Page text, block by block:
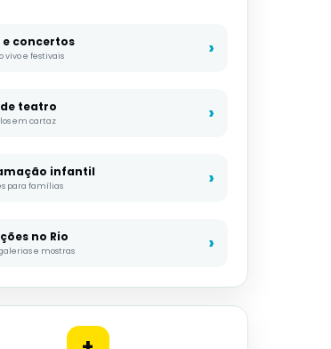
e concertos
vivo e festivais
de teatro
em cartaz
infantil
para famílias
no Rio
e mostras